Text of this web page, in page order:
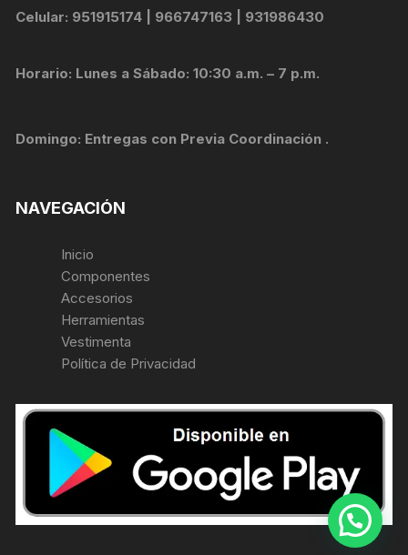
Celular: 951915174 | 966747163 | 931986430
Horario: Lunes a Sábado: 10:30 a.m. – 7 p.m.
Domingo: Entregas con Previa Coordinación .
NAVEGACIÓN
Inicio
Componentes
Accesorios
Herramientas
Vestimenta
Política de Privacidad